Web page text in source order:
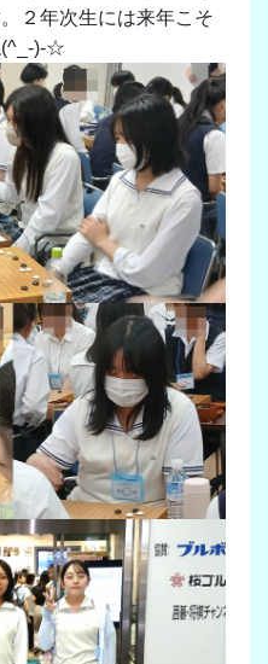
２年次生には来年こそ
(^_-)-☆